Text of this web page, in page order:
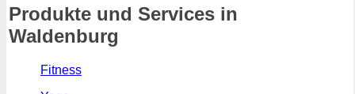
Produkte und Services in
Waldenburg
Fitness